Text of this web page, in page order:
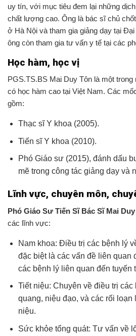
uy tín, với mục tiêu đem lại những
chất lượng cao. Ông là bác sĩ chủ
ở Hà Nội và tham gia giảng dạy tại
ông còn tham gia tư vấn y tế tại các
Học hàm, học vị
PGS.TS.BS Mai Duy Tôn là một
có học hàm cao tại Việt Nam. Các
gồm:
Thạc sĩ Y khoa (2005).
Tiến sĩ Y khoa (2010).
Phó Giáo sư (2015), đánh dấu
mẽ trong công tác giảng dạy và
Lĩnh vực, chuyên môn,
Phó Giáo Sư Tiến Sĩ Bác Sĩ Mai
các lĩnh vực:
Nam khoa: Điều trị các bệnh lý
đặc biệt là các vấn đề liên quan
các bệnh lý liên quan đến tuyến
Tiết niệu: Chuyên về điều trị các
quang, niệu đạo, và các rối loạn
niệu.
Sức khỏe tổng quát: Tư vấn về